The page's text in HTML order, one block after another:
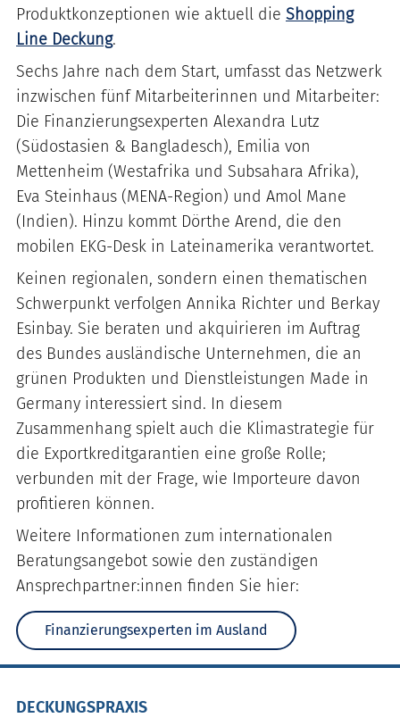
Produktkonzeptionen wie aktuell die Shopping
Line Deckung.
Sechs Jahre nach dem Start, umfasst das Netzwerk
inzwischen fünf Mitarbeiterinnen und Mitarbeiter:
Die Finanzierungsexperten Alexandra Lutz
(Südostasien & Bangladesch), Emilia von
Mettenheim (Westafrika und Subsahara Afrika),
Eva Steinhaus (MENA-Region) und Amol Mane
(Indien). Hinzu kommt Dörthe Arend, die den
mobilen EKG-Desk in Lateinamerika verantwortet.
Keinen regionalen, sondern einen thematischen
Schwerpunkt verfolgen Annika Richter und Berkay
Esinbay. Sie beraten und akquirieren im Auftrag
des Bundes ausländische Unternehmen, die an
grünen Produkten und Dienstleistungen Made in
Germany interessiert sind. In diesem
Zusammenhang spielt auch die Klimastrategie für
die Exportkreditgarantien eine große Rolle;
verbunden mit der Frage, wie Importeure davon
profitieren können.
Weitere Informationen zum internationalen
Beratungsangebot sowie den zuständigen
Ansprechpartner:innen finden Sie hier:
Finanzierungsexperten im Ausland
DECKUNGSPRAXIS